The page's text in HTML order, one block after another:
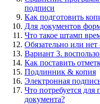
подписи
Как подготовить
Для документов
Что такое штамп
Обязательно или нет
Вариант 3.
Как поставить
Подлинник & копия
Электронная
Что потребуется для
документа?